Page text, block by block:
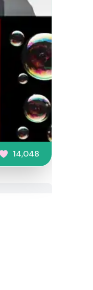
14,048